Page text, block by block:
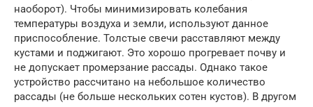
наоборот). Чтобы минимизировать колебания
температуры воздуха и земли, используют данное
приспособление. Толстые свечи расставляют между
кустами и поджигают. Это хорошо прогревает почву и
не допускает промерзание рассады. Однако такое
устройство рассчитано на небольшое количество
рассады (не больше нескольких сотен кустов). В другом